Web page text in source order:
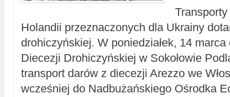
Holandii przeznaczonych dla Ukrainy
drohiczyńskiej. W poniedziałek, 14
Diecezji Drohiczyńskiej w Sokołowie
transport darów z diecezji Arezzo we
wcześniej do Nadbużańskiego Ośrodka